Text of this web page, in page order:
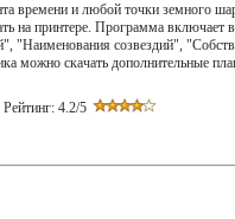
времени и любой точки земного
на принтере. Программа
"Наименования созвездий",
можно скачать дополнительные
Рейтинг: 4.2/5